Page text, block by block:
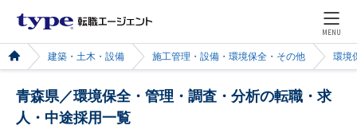
MENU
建築・土木・設備 施工管理・設備・環境保全・その他 環境
青森県／環境保全・管理・調査・分析の転職・求
人・中途採用一覧